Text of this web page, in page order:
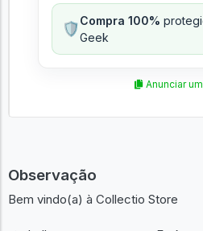
🛡️Compra 100%
Geek
Anunciar
Observação
Bem vindo(a) à Collectio Store